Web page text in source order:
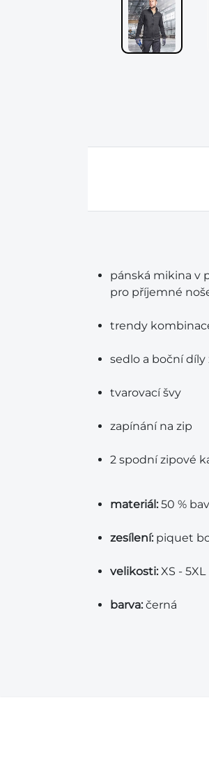
pánská mikina v
pro příjemné
trendy
sedlo a boční
tvarovací švy
zapínání na zip
2 spodní zipové
materiál: 50 %
zesílení: piquet
velikosti: XS - 5XL
barva: černá